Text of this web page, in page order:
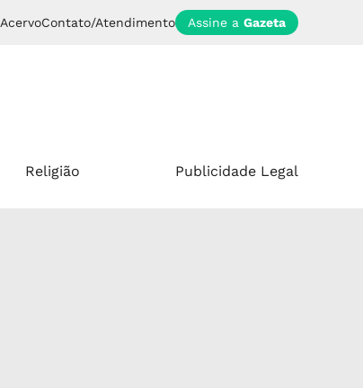
AcervoContato/Atendimento Assine a Gazeta
Religião Publicidade Legal